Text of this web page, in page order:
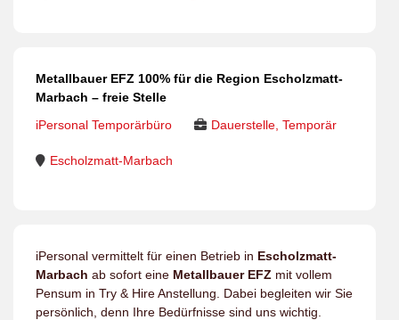
Metallbauer EFZ 100% für die Region Escholzmatt-
Marbach – freie Stelle
iPersonal Temporärbüro
Dauerstelle, Temporär
Escholzmatt-Marbach
iPersonal vermittelt für einen Betrieb in Escholzmatt-
Marbach ab sofort eine Metallbauer EFZ mit vollem
Pensum in Try & Hire Anstellung. Dabei begleiten wir Sie
persönlich, denn Ihre Bedürfnisse sind uns wichtig.